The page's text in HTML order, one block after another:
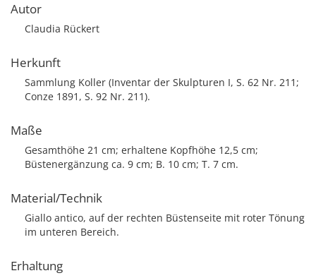
Autor
Claudia Rückert
Herkunft
Sammlung Koller (Inventar der Skulpturen I, S. 62 Nr. 211;
Conze 1891, S. 92 Nr. 211).
Maße
Gesamthöhe 21 cm; erhaltene Kopfhöhe 12,5 cm;
Büstenergänzung ca. 9 cm; B. 10 cm; T. 7 cm.
Material/Technik
Giallo antico, auf der rechten Büstenseite mit roter Tönung
im unteren Bereich.
Erhaltung